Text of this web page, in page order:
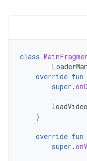
class
override fun
super .
}
override fun
super .